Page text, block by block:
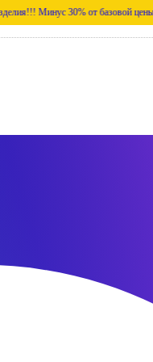
Минус 30% от базовой цены на все